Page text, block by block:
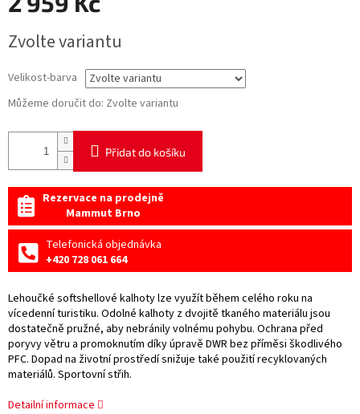
cena:
Zvolte variantu
Velikost-barva
Můžeme doručit do: Zvolte variantu
Přidat do košíku
Rezervace na prodejně
Mammut Brno
Telefonická objednávka
+420 728 061 664
Lehoučké softshellové kalhoty lze využít během celého roku na
vícedenní turistiku. Odolné kalhoty z dvojitě tkaného materiálu jsou
dostatečně pružné, aby nebránily volnému pohybu. Ochrana před
poryvy větru a promoknutím díky úpravě DWR bez příměsi škodlivého
PFC. Dopad na životní prostředí snižuje také použití recyklovaných
materiálů. Sportovní střih.
Detailní informace